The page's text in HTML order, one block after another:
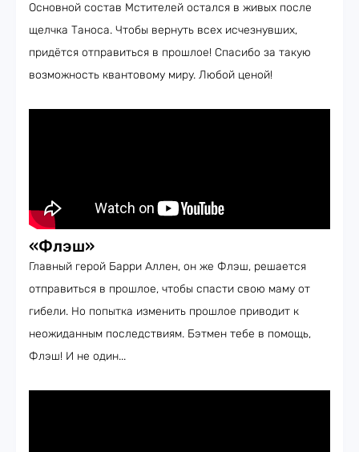
Основной состав Мстителей остался в живых после
щелчка Таноса. Чтобы вернуть всех исчезнувших,
придётся отправиться в прошлое! Спасибо за такую
возможность квантовому миру. Любой ценой!
«Флэш»
Главный герой Барри Аллен, он же Флэш, решается
отправиться в прошлое, чтобы спасти свою маму от
гибели. Но попытка изменить прошлое приводит к
неожиданным последствиям. Бэтмен тебе в помощь,
Флэш! И не один...